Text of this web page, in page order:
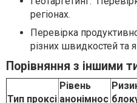
регіонах.
Перевірка
різних швидкостей та
Порівняння з іншими
Тип проксі
Рівень
анонімнос